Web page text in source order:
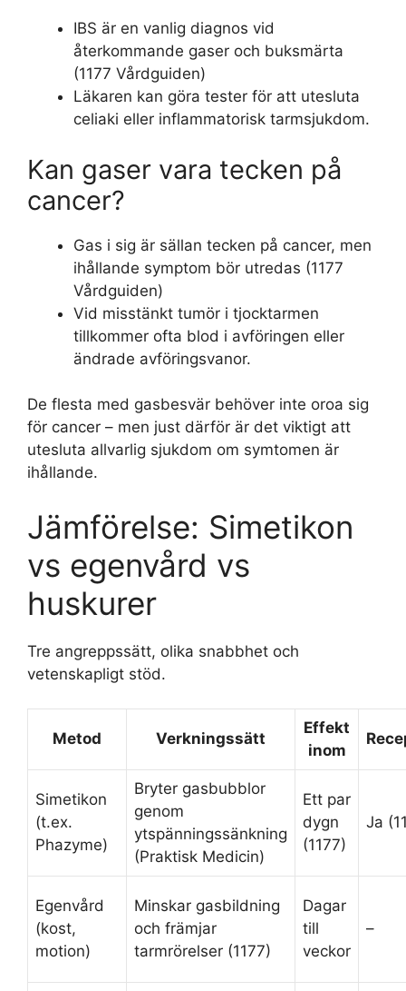
IBS är en vanlig diagnos vid
återkommande gaser och buksmärta
(1177 Vårdguiden)
Läkaren kan göra tester för att utesluta
celiaki eller inflammatorisk tarmsjukdom.
Kan gaser vara tecken på
cancer?
Gas i sig är sällan tecken på cancer, men
ihållande symptom bör utredas (1177
Vårdguiden)
Vid misstänkt tumör i tjocktarmen
tillkommer ofta blod i avföringen eller
ändrade avföringsvanor.
De flesta med gasbesvär behöver inte oroa sig
för cancer – men just därför är det viktigt att
utesluta allvarlig sjukdom om symtomen är
ihållande.
Jämförelse: Simetikon
vs egenvård vs
huskurer
Tre angreppssätt, olika snabbhet och
vetenskapligt stöd.
Metod Verkningssätt
Effekt
inom
Simetikon
(t.ex.
Phazyme)
Bryter gasbubblor
genom
ytspänningssänkning
(Praktisk Medicin)
Ett par
dygn
(1177)
Ja
Egenvård
(kost,
motion)
Minskar gasbildning
och främjar
tarmrörelser (1177)
Dagar
till
veckor
–